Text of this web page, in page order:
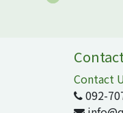
Contact
092-